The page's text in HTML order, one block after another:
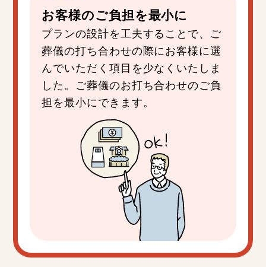
お客様のご負担を最小に
プランの設計を工夫することで、ご
葬儀の打ち合わせの際にお客様に選
んでいただく項目を少なくいたしま
した。ご葬儀のお打ち合わせのご負
担を最小にできます。